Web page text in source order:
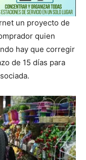
un proyecto de
quien
hay que corregir
de 15 días para